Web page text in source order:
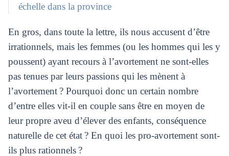
échelle dans la province
En gros, dans toute la lettre, ils nous accusent d’être
irrationnels, mais les femmes (ou les hommes qui les y
poussent) ayant recours à l’avortement ne sont-elles
pas tenues par leurs passions qui les mènent à
l’avortement ? Pourquoi donc un certain nombre
d’entre elles vit-il en couple sans être en moyen de
leur propre aveu d’élever des enfants, conséquence
naturelle de cet état ? En quoi les pro-avortement sont-
ils plus rationnels ?